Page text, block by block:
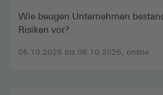
05.10.2026 bis 06.10.2026, online
Wie beugen Unternehmen
Risiken vor?